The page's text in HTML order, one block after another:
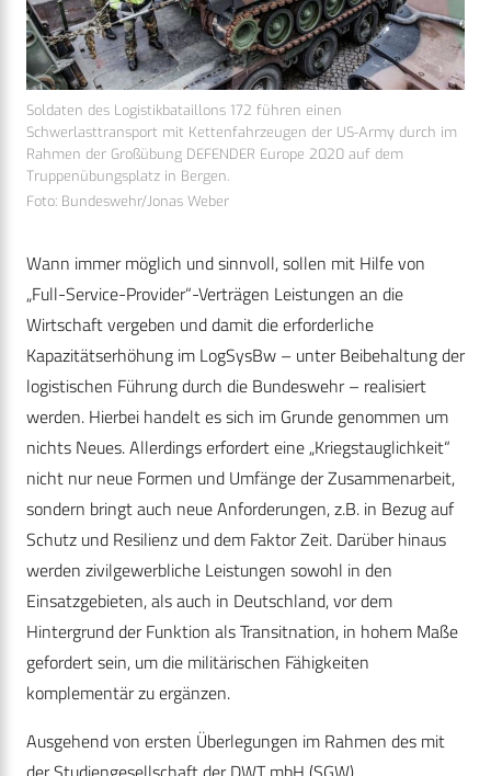
Soldaten des Logistikbataillons 172 führen einen
Schwerlasttransport mit Kettenfahrzeugen der US-Army durch im
Rahmen der Großübung DEFENDER Europe 2020 auf dem
Truppenübungsplatz in Bergen.
Foto: Bundeswehr/Jonas Weber
Wann immer möglich und sinnvoll, sollen mit Hilfe von
„Full-Service-Provider“-Verträgen Leistungen an die
Wirtschaft vergeben und damit die erforderliche
Kapazitätserhöhung im LogSysBw – unter Beibehaltung der
logistischen Führung durch die Bundeswehr – realisiert
werden. Hierbei handelt es sich im Grunde genommen um
nichts Neues. Allerdings erfordert eine „Kriegstauglichkeit“
nicht nur neue Formen und Umfänge der Zusammenarbeit,
sondern bringt auch neue Anforderungen, z.B. in Bezug auf
Schutz und Resilienz und dem Faktor Zeit. Darüber hinaus
werden zivilgewerbliche Leistungen sowohl in den
Einsatzgebieten, als auch in Deutschland, vor dem
Hintergrund der Funktion als Transitnation, in hohem Maße
gefordert sein, um die militärischen Fähigkeiten
komplementär zu ergänzen.
Ausgehend von ersten Überlegungen im Rahmen des mit